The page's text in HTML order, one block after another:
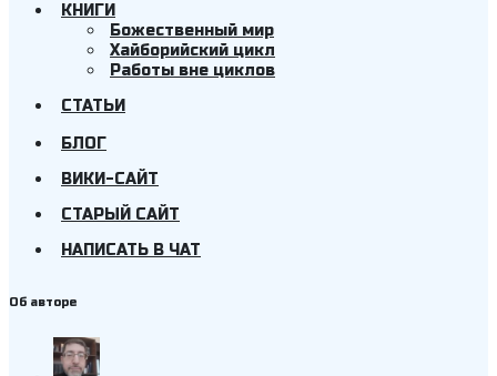
КНИГИ
Божественный мир
Хайборийский цикл
Работы вне циклов
СТАТЬИ
БЛОГ
ВИКИ-САЙТ
СТАРЫЙ САЙТ
НАПИСАТЬ В ЧАТ
Об авторе